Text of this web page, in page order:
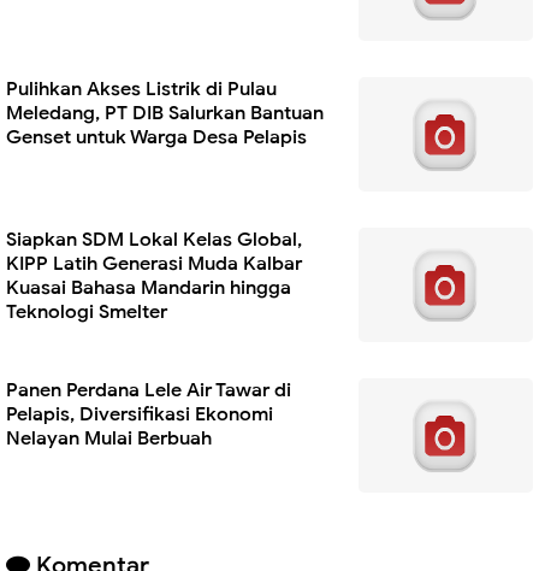
Pulihkan Akses Listrik di Pulau
Meledang, PT DIB Salurkan Bantuan
Genset untuk Warga Desa Pelapis
Siapkan SDM Lokal Kelas Global,
KIPP Latih Generasi Muda Kalbar
Kuasai Bahasa Mandarin hingga
Teknologi Smelter
Panen Perdana Lele Air Tawar di
Pelapis, Diversifikasi Ekonomi
Nelayan Mulai Berbuah